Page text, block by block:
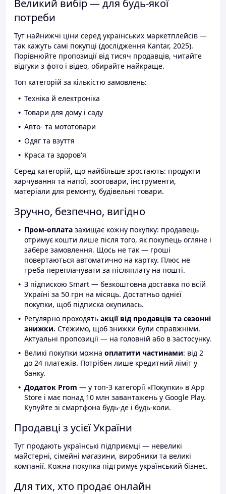
Великий вибір — для будь-якої
потреби
Тут найнижчі ціни серед українських маркетплейсів —
так кажуть самі покупці (дослідження Kantar, 2025).
Порівнюйте пропозиції від тисяч продавців, читайте
відгуки з фото і відео, обирайте найкраще.
Топ категорій за кількістю замовлень:
Техніка й електроніка
Товари для дому і саду
Авто- та мототовари
Одяг та взуття
Краса та здоров'я
Серед категорій, що найбільше зростають: продукти
харчування та напої, зоотовари, інструменти,
матеріали для ремонту, будівельні товари.
Зручно, безпечно, вигідно
Пром-оплата захищає кожну покупку: продавець
отримує кошти лише після того, як покупець огляне і
забере замовлення. Щось не так — гроші
повертаються автоматично на картку. Плюс не
треба переплачувати за післяплату на пошті.
З підпискою Smart — безкоштовна доставка по всій
Україні за 50 грн на місяць. Достатньо однієї
покупки, щоб підписка окупилась.
Регулярно проходять акції від продавців та сезонні
знижки. Стежимо, щоб знижки були справжніми.
Актуальні пропозиції — на головній або в застосунку.
Великі покупки можна оплатити частинами: від 2
до 24 платежів. Потрібен лише кредитний ліміт у
банку.
Додаток Prom — у топ-3 категорії «Покупки» в App
Store і має понад 10 млн завантажень у Google Play.
Купуйте зі смартфона будь-де і будь-коли.
Продавці з усієї України
Тут продають українські підприємці — невеликі
майстерні, сімейні магазини, виробники та великі
компанії. Кожна покупка підтримує український бізнес.
Для тих, хто продає онлайн